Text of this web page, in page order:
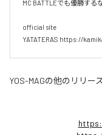
MC BATTLEでも優勝する
official site
YATATERAS https://
YOS-MAGの他のリリー